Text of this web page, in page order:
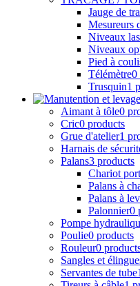
Aimant à tôle0
Cric0 products
Grue d'atelier1
Harnais de
Palans3 products
Chariot
Palans à
Palans à
Palonnier0
Pompe hydraulique
Poulie0 products
Rouleur0
Sangles et élingues
Servantes de tube
Tireurs à câble1
Transpalette et
Treuils1 product
Vérins
Usinage19 products
Accessoires et
Huiles de
Lames de